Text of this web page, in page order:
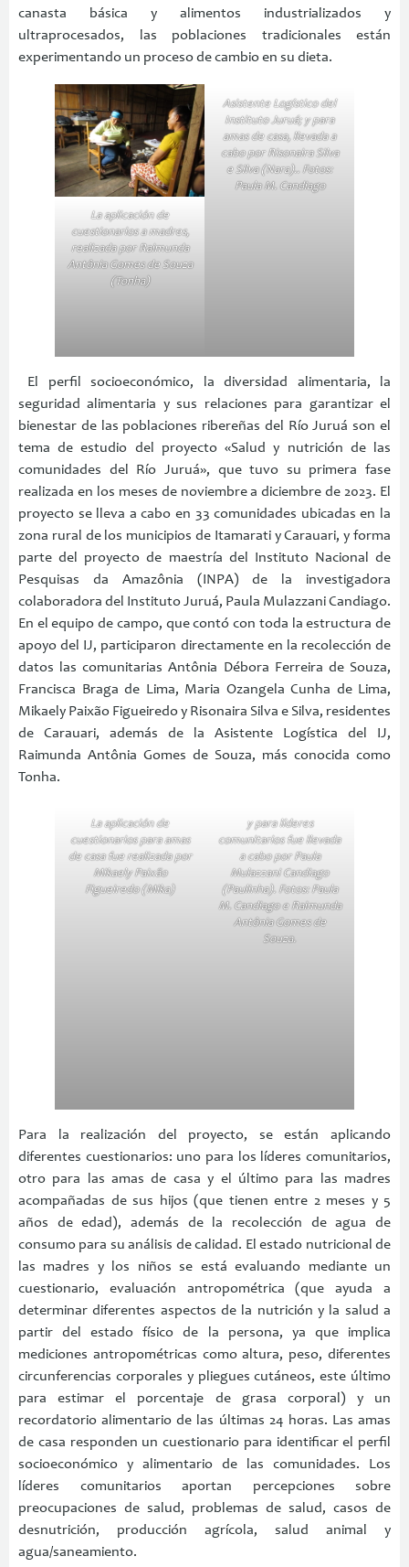
canasta básica y alimentos industrializados y
ultraprocesados, las poblaciones tradicionales están
experimentando un proceso de cambio en su dieta.
La aplicación de
cuestionarios a madres,
realizada por Raimunda
Antônia Gomes de Souza
(Tonha)
Asistente Logístico del
Instituto Juruá; y para
amas de casa, llevada a
cabo por Risonaira Silva
e Silva (Nara).. Fotos:
Paula M. Candiago
El perfil socioeconómico, la diversidad alimentaria, la
seguridad alimentaria y sus relaciones para garantizar el
bienestar de las poblaciones ribereñas del Río Juruá son el
tema de estudio del proyecto «Salud y nutrición de las
comunidades del Río Juruá», que tuvo su primera fase
realizada en los meses de noviembre a diciembre de 2023. El
proyecto se lleva a cabo en 33 comunidades ubicadas en la
zona rural de los municipios de Itamarati y Carauari, y forma
parte del proyecto de maestría del Instituto Nacional de
Pesquisas da Amazônia (INPA) de la investigadora
colaboradora del Instituto Juruá, Paula Mulazzani Candiago.
En el equipo de campo, que contó con toda la estructura de
apoyo del IJ, participaron directamente en la recolección de
datos las comunitarias Antônia Débora Ferreira de Souza,
Francisca Braga de Lima, Maria Ozangela Cunha de Lima,
Mikaely Paixão Figueiredo y Risonaira Silva e Silva, residentes
de Carauari, además de la Asistente Logística del IJ,
Raimunda Antônia Gomes de Souza, más conocida como
Tonha.
La aplicación de
cuestionarios para amas
de casa fue realizada por
Mikaely Paixão
Figueiredo (Mika)
y para líderes
comunitarios fue llevada
a cabo por Paula
Mulazzani Candiago
(Paulinha). Fotos: Paula
M. Candiago e Raimunda
Antônia Gomes de
Souza.
Para la realización del proyecto, se están aplicando
diferentes cuestionarios: uno para los líderes comunitarios,
otro para las amas de casa y el último para las madres
acompañadas de sus hijos (que tienen entre 2 meses y 5
años de edad), además de la recolección de agua de
consumo para su análisis de calidad. El estado nutricional de
las madres y los niños se está evaluando mediante un
cuestionario, evaluación antropométrica (que ayuda a
determinar diferentes aspectos de la nutrición y la salud a
partir del estado físico de la persona, ya que implica
mediciones antropométricas como altura, peso, diferentes
circunferencias corporales y pliegues cutáneos, este último
para estimar el porcentaje de grasa corporal) y un
recordatorio alimentario de las últimas 24 horas. Las amas
de casa responden un cuestionario para identificar el perfil
socioeconómico y alimentario de las comunidades. Los
líderes comunitarios aportan percepciones sobre
preocupaciones de salud, problemas de salud, casos de
desnutrición, producción agrícola, salud animal y
agua/saneamiento.